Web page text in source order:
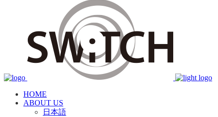
HOME
ABOUT US
日本語